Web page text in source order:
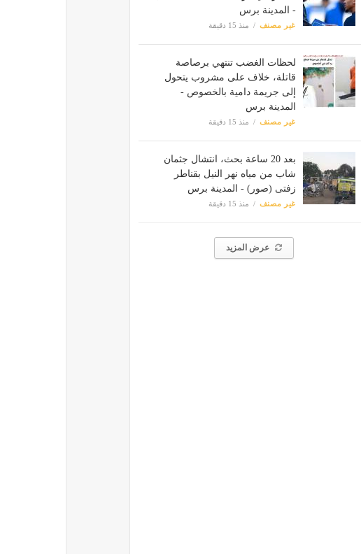
- المدينة برس
غير مصنف منذ 15 دقيقة
لحظات الغضب تنتهي برصاصة
قاتلة، خلاف على مشروب يتحول
إلى جريمة دامية بالخصوص -
المدينة برس
غير مصنف منذ 15 دقيقة
بعد 20 ساعة بحث، انتشال جثمان
شاب من مياه نهر النيل بقناطر
زفتى (صور) - المدينة برس
غير مصنف منذ 15 دقيقة
عرض المزيد